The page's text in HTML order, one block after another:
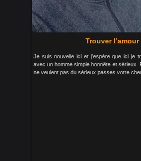
Trouver l’amour
Je suis nouvelle ici et j’espère que ici je
avec un homme simple honnête et sérieux.
ne veulent pas du sérieux passes votre